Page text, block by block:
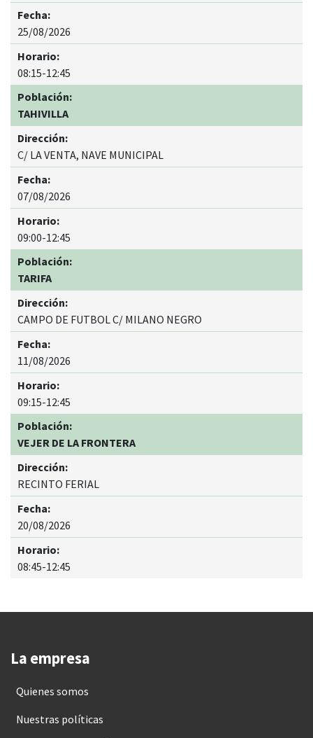
25/08/2026
08:15-12:45
TAHIVILLA
C/ LA VENTA, NAVE MUNICIPAL
07/08/2026
09:00-12:45
TARIFA
CAMPO DE FUTBOL C/ MILANO NEGRO
11/08/2026
09:15-12:45
VEJER DE LA FRONTERA
RECINTO FERIAL
20/08/2026
08:45-12:45
La empresa
Quienes somos
Nuestras políticas